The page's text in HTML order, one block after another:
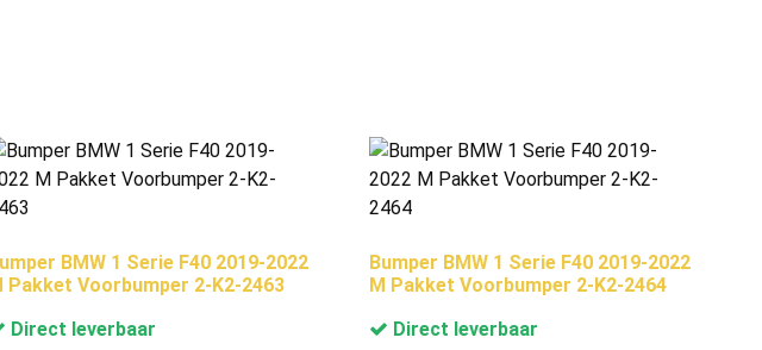
BMW 1 Serie F40 2019-2022
Pakket Voorbumper 2-K2-2463
Direct leverbaar
Bumper BMW 1 Serie F40 2019-2022
M Pakket Voorbumper 2-K2-2464
Direct leverbaar